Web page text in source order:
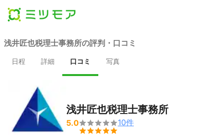
浅井匠也税理士事務所の評判・口コミ
日程 詳細 口コミ 写真
浅井匠也税理士事務所
5.0

10件